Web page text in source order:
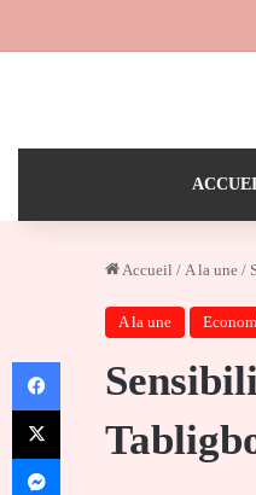
Accueil / A la une /
A la une
Facebook
X
Messenger